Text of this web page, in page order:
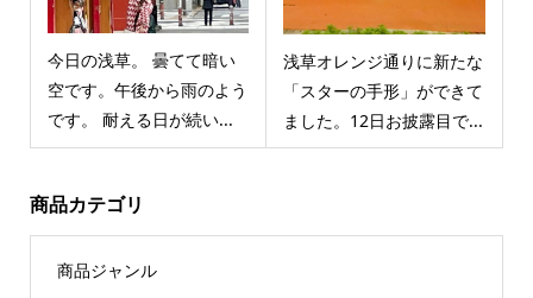
今日の浅草。 曇てて暗い
空です。午後から雨のよう
です。 耐える日が続い...
浅草オレンジ通りに新たな
「スターの手形」ができて
ました。12日お披露目で...
商品カテゴリ
商品ジャンル